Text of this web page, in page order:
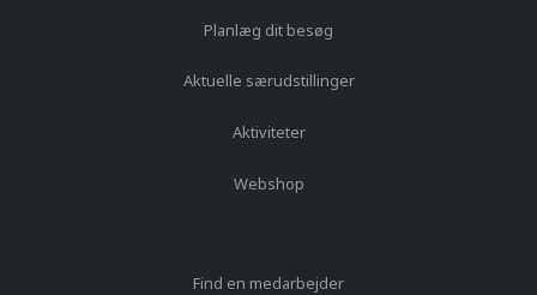
Planlæg dit besøg
Aktuelle særudstillinger
Aktiviteter
Webshop
Find en medarbejder